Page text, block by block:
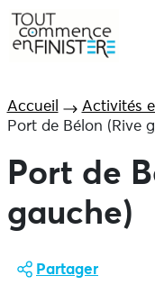
Accueil
Activités
Port de Bélon (Rive
Port de
gauche)
Partager